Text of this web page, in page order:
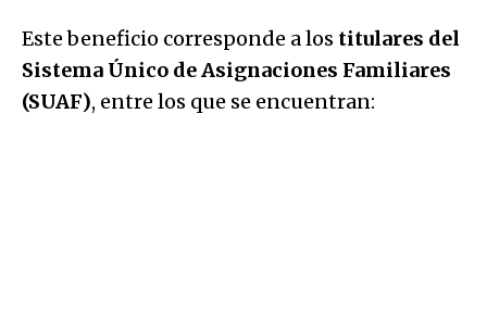
Este beneficio corresponde a los titulares del
Sistema Único de Asignaciones Familiares
(SUAF), entre los que se encuentran: